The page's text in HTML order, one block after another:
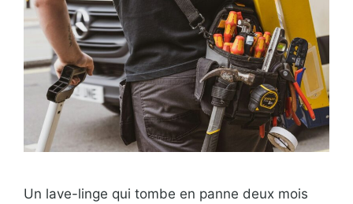
Un lave-linge qui tombe en panne deux mois